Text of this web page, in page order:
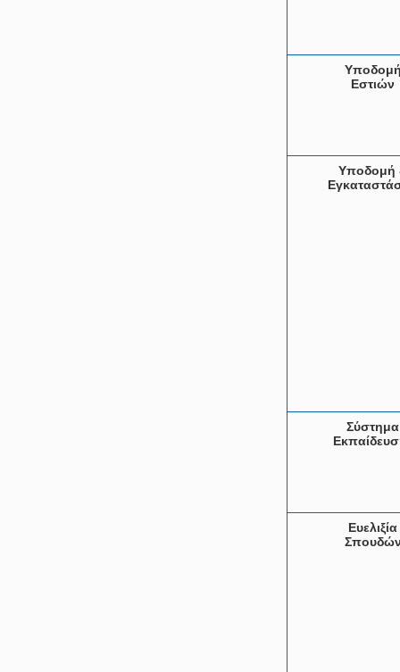
Εστιών
Υποδομή
Σύστημα
Ευελιξία